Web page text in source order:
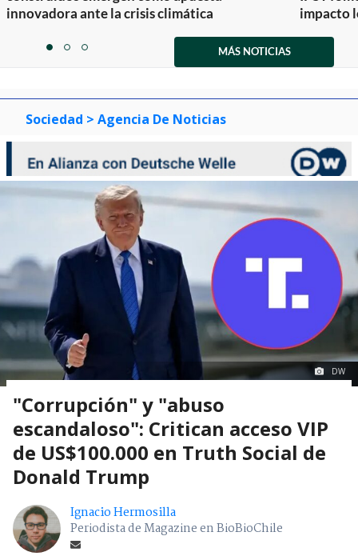
innovadora ante la crisis climática
impacto
itemitemitem
MÁS NOTICIAS
Sociedad > Agencia De Noticias
DW
"Corrupción" y "abuso
escandaloso": Critican acceso VIP
de US$100.000 en Truth Social de
Donald Trump
Ignacio Hermosilla
Periodista de Magazine en BioBioChile